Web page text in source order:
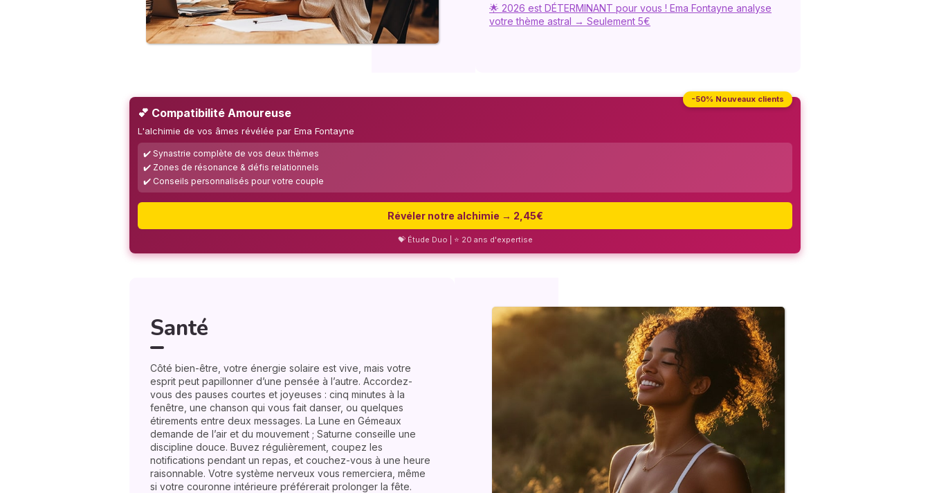
🌟 2026 est DÉTERMINANT pour vous ! Ema Fontayne analyse
votre thème astral → Seulement 5€
-50% Nouveaux clients
💕 Compatibilité Amoureuse
L'alchimie de vos âmes révélée par Ema Fontayne
✔️ Synastrie complète de vos deux thèmes
✔️ Zones de résonance & défis relationnels
✔️ Conseils personnalisés pour votre couple
Révéler notre alchimie → 2,45€
💝 Étude Duo | ⭐ 20 ans d'expertise
Santé
Côté bien-être, votre énergie solaire est vive, mais votre
esprit peut papillonner d’une pensée à l’autre. Accordez-
vous des pauses courtes et joyeuses : cinq minutes à la
fenêtre, une chanson qui vous fait danser, ou quelques
étirements entre deux messages. La Lune en Gémeaux
demande de l’air et du mouvement ; Saturne conseille une
discipline douce. Buvez régulièrement, coupez les
notifications pendant un repas, et couchez-vous à une heure
raisonnable. Votre système nerveux vous remerciera, même
si votre couronne intérieure préférerait prolonger la fête.